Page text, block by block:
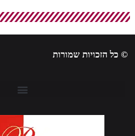
© כל הזכויות שמורות